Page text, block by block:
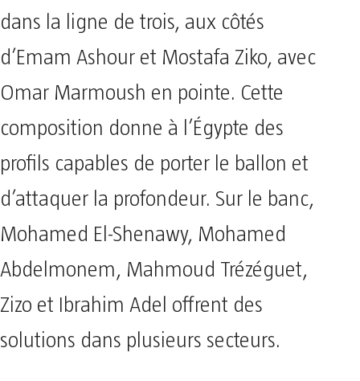
dans la ligne de trois, aux côtés
d’Emam Ashour et Mostafa Ziko, avec
Omar Marmoush en pointe. Cette
composition donne à l’Égypte des
profils capables de porter le ballon et
d’attaquer la profondeur. Sur le banc,
Mohamed El-Shenawy, Mohamed
Abdelmonem, Mahmoud Trézéguet,
Zizo et Ibrahim Adel offrent des
solutions dans plusieurs secteurs.